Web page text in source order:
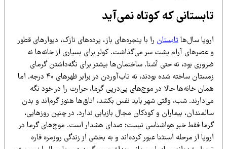
که کوتاه نمی‌آید
سال‌هاتابستانرا با پنجره‌های باز، پرده‌های نازک، دیوارهای قطور
عصرهای آرام پشت سر می‌گذاشت. کولر برای بسیاری از خانه‌ها نه
بود، نه حتی آشنا. ساختمان‌ها بیشتر برای نگه‌داشتن گرمای
زمستان ساخته شده بودند، نه تاب‌آوردن در برابر ظهرهای ۴۰ درجه. اما
خانه‌ها حالا در موج‌های پی‌درپی گرما، حرارت را در خود نگه
شب، وقتی شهر باید نفس بکشد، اتاق‌ها هنوز گرم‌اند و بدن
بیماران و کودکان مجال بازیابی ندارد. در چنین روزهایی،
فقط خبر هواشناسی نیست؛ صدای هشدار است. موج‌های گرما در
از مرحله استثنا عبور کرده‌اند و به بخشی از زندگی روزمره قاره